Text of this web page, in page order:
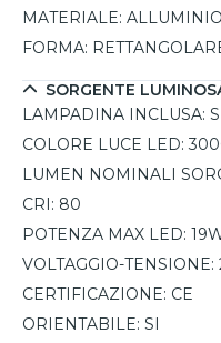
unico prodotto.
MATERIALE:
FORMA:
SORGENTE
LAMPADINA INCLUSA: SI
COLORE LUCE LED:
LUMEN NOMINALI
CRI: 80
POTENZA MAX LED:
VOLTAGGIO-TENSIONE:
CERTIFICAZIONE: CE
ORIENTABILE: SI